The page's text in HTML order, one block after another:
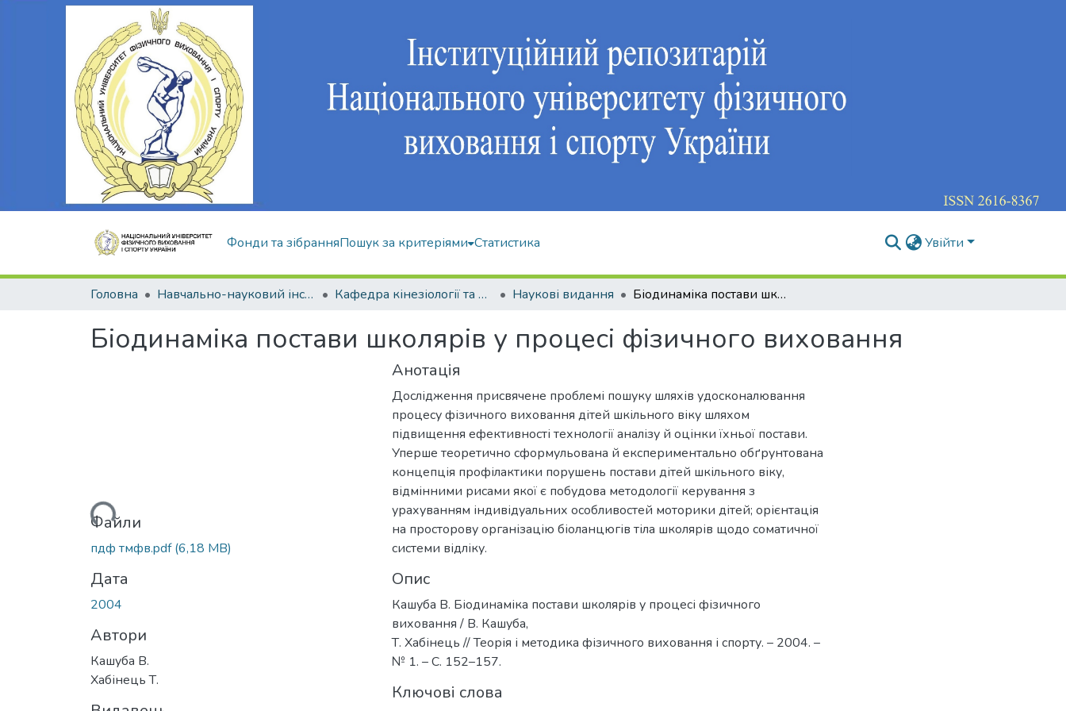
Фонди та зібранняПошук за критеріями Статистика Увійти
Головна Навчально-науковий інститут здоров'я, реабілітації та фізичного виховання Кафедра кінезіології та фізкультурно-спортивної реабілітації Наукові видання Біодинаміка постави школярів у процесі фізичного виховання
Біодинаміка постави школярів у процесі фізичного виховання
Вантажиться...Файли
пдф тмфв.pdf(6,18 MB)
Дата
2004
Автори
Кашуба В.
Хабінець Т.
Анотація
Дослідження присвячене проблемі пошуку шляхів удосконалювання
процесу фізичного виховання дітей шкільного віку шляхом
підвищення ефективності технології аналізу й оцінки їхньої постави.
Уперше теоретично сформульована й експериментально обґрунтована
концепція профілактики порушень постави дітей шкільного віку,
відмінними рисами якої є побудова методології керування з
урахуванням індивідуальних особливостей моторики дітей; орієнтація
на просторову організацію біоланцюгів тіла школярів щодо соматичної
системи відліку.
Опис
Кашуба В. Біодинаміка постави школярів у процесі фізичного
виховання / В. Кашуба,
Т. Хабінець // Теорія і методика фізичного виховання і спорту. – 2004. –
№ 1. – С. 152–157.
Ключові слова